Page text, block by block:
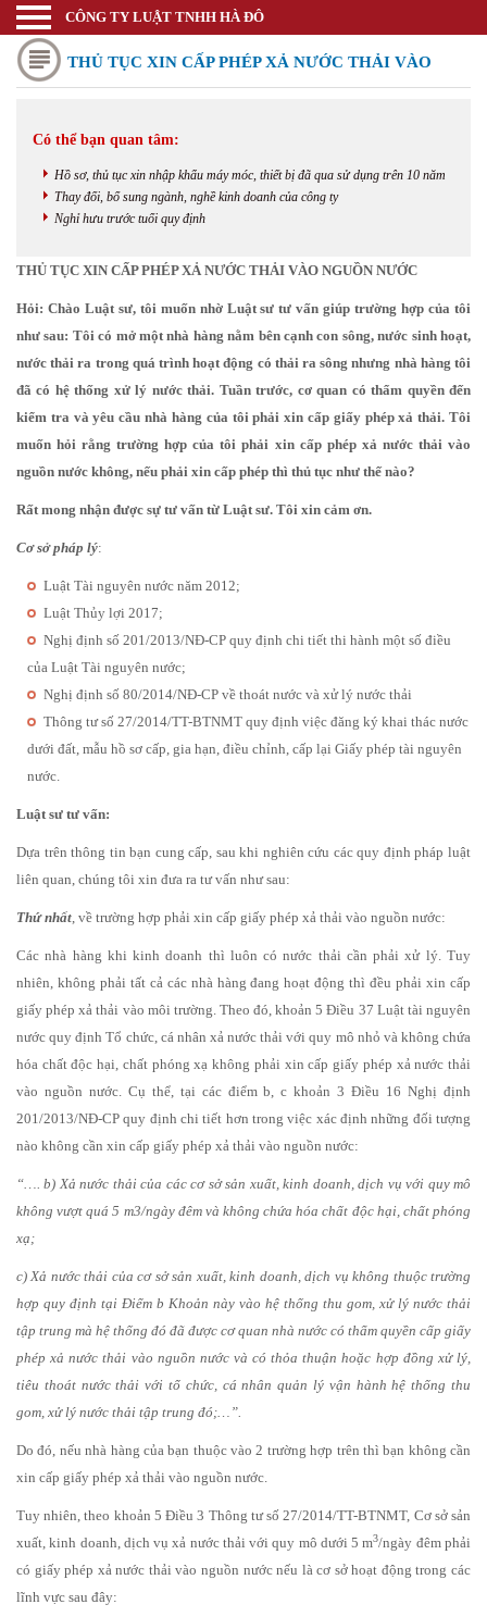
Luật sư
Trang chủ
Thành lập doanh nghiệp
Thay đổi đăng ký kinh doanh
Bảo hộ kiểu dáng sáng chế
Giấy phép Công thương
Giấy phép Y tế - Văn Hóa
Thư viện pháp luật
CÔNG TY LUẬT TNHH HÀ ĐÔ
THỦ TỤC XIN CẤP PHÉP XẢ NƯỚC THẢI VÀO
Có thể bạn quan tâm:
Hồ sơ, thủ tục xin nhập khẩu máy móc, thiết bị đã qua sử dụng trên 10 năm
Thay đổi, bổ sung ngành, nghề kinh doanh của công ty
Nghỉ hưu trước tuổi quy định
THỦ TỤC XIN CẤP PHÉP XẢ NƯỚC THẢI VÀO NGUỒN NƯỚC
Hỏi: Chào Luật sư, tôi muốn nhờ Luật sư tư vấn giúp trường hợp của tôi
như sau: Tôi có mở một nhà hàng nằm bên cạnh con sông, nước sinh hoạt,
nước thải ra trong quá trình hoạt động có thải ra sông nhưng nhà hàng tôi
đã có hệ thống xử lý nước thải. Tuần trước, cơ quan có thẩm quyền đến
kiểm tra và yêu cầu nhà hàng của tôi phải xin cấp giấy phép xả thải. Tôi
muốn hỏi rằng trường hợp của tôi phải xin cấp phép xả nước thải vào
nguồn nước không, nếu phải xin cấp phép thì thủ tục như thế nào?
Rất mong nhận được sự tư vấn từ Luật sư. Tôi xin cảm ơn.
Cơ sở pháp lý:
Luật Tài nguyên nước năm 2012;
Luật Thủy lợi 2017;
Nghị định số 201/2013/NĐ-CP quy định chi tiết thi hành một số điều
của Luật Tài nguyên nước;
Nghị định số 80/2014/NĐ-CP về thoát nước và xử lý nước thải
Thông tư số 27/2014/TT-BTNMT quy định việc đăng ký khai thác nước
dưới đất, mẫu hồ sơ cấp, gia hạn, điều chỉnh, cấp lại Giấy phép tài nguyên
nước.
Luật sư tư vấn:
Dựa trên thông tin bạn cung cấp, sau khi nghiên cứu các quy định pháp luật
liên quan, chúng tôi xin đưa ra tư vấn như sau:
Thứ nhất, về trường hợp phải xin cấp giấy phép xả thải vào nguồn nước:
Các nhà hàng khi kinh doanh thì luôn có nước thải cần phải xử lý. Tuy
nhiên, không phải tất cả các nhà hàng đang hoạt động thì đều phải xin cấp
giấy phép xả thải vào môi trường. Theo đó, khoản 5 Điều 37 Luật tài nguyên
nước quy định Tổ chức, cá nhân xả nước thải với quy mô nhỏ và không chứa
hóa chất độc hại, chất phóng xạ không phải xin cấp giấy phép xả nước thải
vào nguồn nước. Cụ thể, tại các điểm b, c khoản 3 Điều 16 Nghị định
201/2013/NĐ-CP quy định chi tiết hơn trong việc xác định những đối tượng
nào không cần xin cấp giấy phép xả thải vào nguồn nước:
“…. b) Xả nước thải của các cơ sở sản xuất, kinh doanh, dịch vụ với quy mô
không vượt quá 5 m3/ngày đêm và không chứa hóa chất độc hại, chất phóng
xạ;
c) Xả nước thải của cơ sở sản xuất, kinh doanh, dịch vụ không thuộc trường
hợp quy định tại Điểm b Khoản này vào hệ thống thu gom, xử lý nước thải
tập trung mà hệ thống đó đã được cơ quan nhà nước có thẩm quyền cấp giấy
phép xả nước thải vào nguồn nước và có thỏa thuận hoặc hợp đồng xử lý,
tiêu thoát nước thải với tổ chức, cá nhân quản lý vận hành hệ thống thu
gom, xử lý nước thải tập trung đó;…”.
Do đó, nếu nhà hàng của bạn thuộc vào 2 trường hợp trên thì bạn không cần
xin cấp giấy phép xả thải vào nguồn nước.
Tuy nhiên, theo khoản 5 Điều 3 Thông tư số 27/2014/TT-BTNMT, Cơ sở sản
xuất, kinh doanh, dịch vụ xả nước thải với quy mô dưới 5 m3/ngày đêm phải
có giấy phép xả nước thải vào nguồn nước nếu là cơ sở hoạt động trong các
lĩnh vực sau đây: